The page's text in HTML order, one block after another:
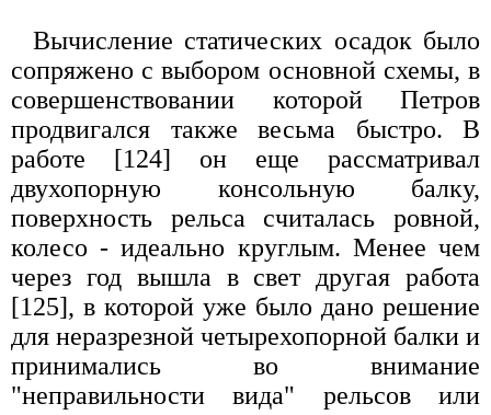
Вычисление статических осадок было
сопряжено с выбором основной схемы, в
совершенствовании которой Петров
продвигался также весьма быстро. В
работе [124] он еще рассматривал
двухопорную консольную балку,
поверхность рельса считалась ровной,
колесо - идеально круглым. Менее чем
через год вышла в свет другая работа
[125], в которой уже было дано решение
для неразрезной четырехопорной балки и
принимались во внимание
"неправильности вида" рельсов или